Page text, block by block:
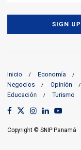
Inicio Economía
Negocios
Opinión
Educación
Turismo
Copyright © SNIP Panamá